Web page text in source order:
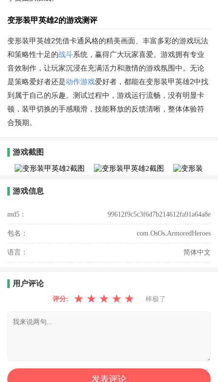
变形装甲英雄2的游戏测评
变形装甲英雄2凭借卡通风格的精美画面、丰富多彩的游戏玩法
和策略性十足的战斗系统，赢得广大玩家喜爱。游戏拥有专业
音效制作，让玩家沉浸在充满活力和激情的游戏氛围中。无论
是策略爱好者还是动作游戏爱好者，都能在变形装甲英雄2中找
到属于自己的乐趣。测试过程中，游戏运行流畅，没有明显卡
顿，装甲切换的手感顺滑，技能释放的反馈清晰，整体体验符
合预期。
游戏截图
游戏信息
md5： 99612f9c5c3f6d7b214612fa91a64a8e
包名： com.OsOs.ArmoredHeroes
语言： 简体中文
用户评论
评分: ★ ★ ★ ★ ★ 棒极了